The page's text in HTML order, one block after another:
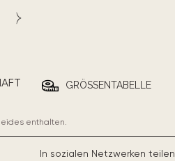
GRÖSSENTABELLE
enthalten.
In sozialen Netzwerken teilen